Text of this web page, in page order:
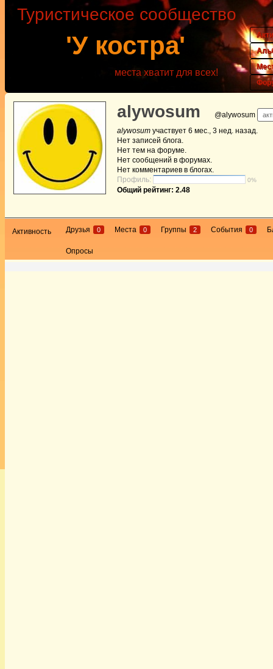
'У костра'
Туристическое сообщество
места хватит для всех!
alywosum @alywosum
alywosum участвует 6 мес., 3 нед. назад.
Нет записей блога.
Нет тем на форуме.
Нет сообщений в форумах.
Нет комментариев в блогах.
Профиль:
0%
Общий рейтинг: 2.48
Активность Друзья 0 Места 0 Группы 2 События 0
Опросы